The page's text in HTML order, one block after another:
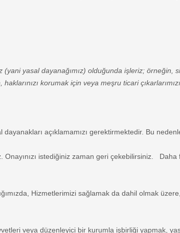
yasal dayanağımız) olduğunda işleriz; örneğin,
korumak için veya meşru ticari
açıklamamızı gerektirmektedir. Bu
istediğiniz zaman geri çekebilirsiniz. Daha
Hizmetlerimizi sağlamak da dahil olmak
veya düzenleyici bir kurumla işbirliği yapmak,